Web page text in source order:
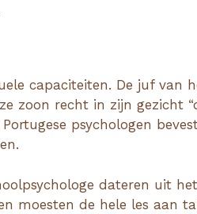
capaciteiten. De juf van
zoon recht in zijn gezicht
psychologen
dateren uit
moesten de hele les aan